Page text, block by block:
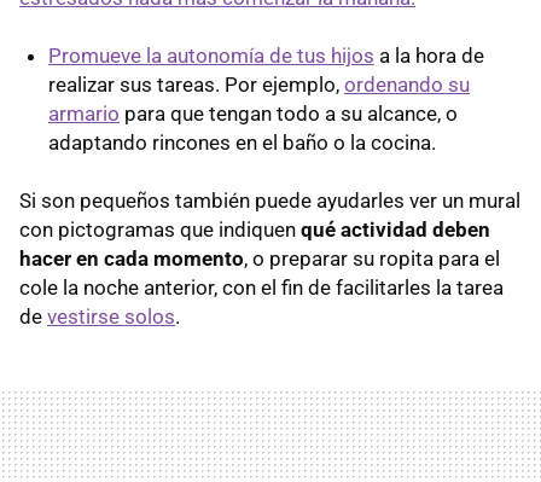
Promueve la autonomía de tus hijos a la hora de
realizar sus tareas. Por ejemplo, ordenando su
armario para que tengan todo a su alcance, o
adaptando rincones en el baño o la cocina.
Si son pequeños también puede ayudarles ver un mural
con pictogramas que indiquen qué actividad deben
hacer en cada momento, o preparar su ropita para el
cole la noche anterior, con el fin de facilitarles la tarea
de vestirse solos.